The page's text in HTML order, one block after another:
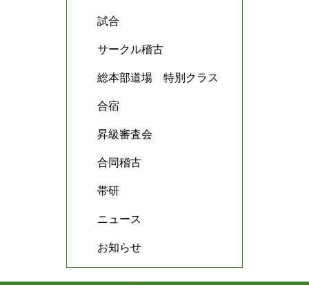
試合
サークル稽古
総本部道場 特別クラス
合宿
昇級審査会
合同稽古
帯研
ニュース
お知らせ